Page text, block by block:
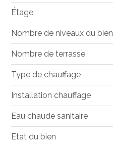
Étage
Nombre de niveaux du bien
Nombre de terrasse
Type de chauffage
Installation chauffage
Eau chaude sanitaire
Etat du bien